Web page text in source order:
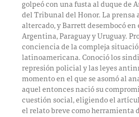
golpeó con una fusta al duque de
del Tribunal del Honor. La prensa
altercado, y Barrett desembocó en
Argentina, Paraguay y Uruguay.
conciencia de la compleja
latinoamericana. Conoció los
represión policial y las leyes
momento en el que se asomó al
aquel entonces nació su
cuestión social, eligiendo el
el relato breve como herramienta